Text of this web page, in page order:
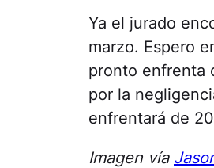
Ya el jurado
marzo. Espero
pronto enfrenta
por la
enfrentará de
Imagen vía